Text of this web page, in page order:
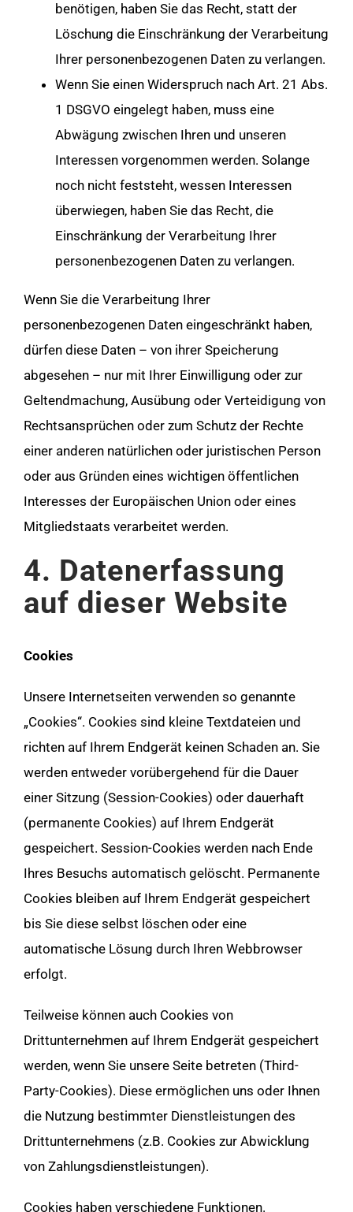
benötigen, haben Sie das Recht, statt der
Löschung die Einschränkung der Verarbeitung
Ihrer personenbezogenen Daten zu verlangen.
Wenn Sie einen Widerspruch nach Art. 21 Abs.
1 DSGVO eingelegt haben, muss eine
Abwägung zwischen Ihren und unseren
Interessen vorgenommen werden. Solange
noch nicht feststeht, wessen Interessen
überwiegen, haben Sie das Recht, die
Einschränkung der Verarbeitung Ihrer
personenbezogenen Daten zu verlangen.
Wenn Sie die Verarbeitung Ihrer
personenbezogenen Daten eingeschränkt haben,
dürfen diese Daten – von ihrer Speicherung
abgesehen – nur mit Ihrer Einwilligung oder zur
Geltendmachung, Ausübung oder Verteidigung von
Rechtsansprüchen oder zum Schutz der Rechte
einer anderen natürlichen oder juristischen Person
oder aus Gründen eines wichtigen öffentlichen
Interesses der Europäischen Union oder eines
Mitgliedstaats verarbeitet werden.
4. Datenerfassung
auf dieser Website
Cookies
Unsere Internetseiten verwenden so genannte
„Cookies“. Cookies sind kleine Textdateien und
richten auf Ihrem Endgerät keinen Schaden an. Sie
werden entweder vorübergehend für die Dauer
einer Sitzung (Session-Cookies) oder dauerhaft
(permanente Cookies) auf Ihrem Endgerät
gespeichert. Session-Cookies werden nach Ende
Ihres Besuchs automatisch gelöscht. Permanente
Cookies bleiben auf Ihrem Endgerät gespeichert
bis Sie diese selbst löschen oder eine
automatische Lösung durch Ihren Webbrowser
erfolgt.
Teilweise können auch Cookies von
Drittunternehmen auf Ihrem Endgerät gespeichert
werden, wenn Sie unsere Seite betreten (Third-
Party-Cookies). Diese ermöglichen uns oder Ihnen
die Nutzung bestimmter Dienstleistungen des
Drittunternehmens (z.B. Cookies zur Abwicklung
von Zahlungsdienstleistungen).
Cookies haben verschiedene Funktionen.